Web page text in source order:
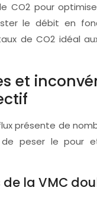
CO2 pour
le débit en
de CO2 idéal
et
présente de
peser le pour
la VMC